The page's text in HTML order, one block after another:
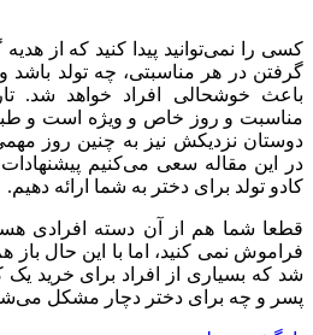
کسی را نمی‌توانید پیدا کنید که از
گرفتن در هر مناسبتی، چه تولد باشد
باعث خوشحالی افراد خواهد شد.
مناسبت و روز خاص و ویژه است و
دوستان نزدیکش نیز به چنین روز
در این مقاله سعی می‌کنیم پیشنهادات
کادو تولد برای دختر به شما ارائه دهیم.
قطعا شما هم از آن دسته افرادی
فراموش نمی کنید، اما با این حال باز
شد که بسیاری از افراد برای خرید
پسر و چه برای دختر دچار مشکل